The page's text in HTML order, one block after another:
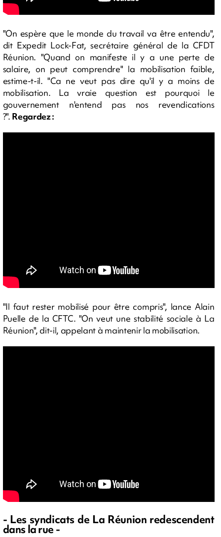
"On espère que le monde du travail va être entendu",
dit Expedit Lock-Fat, secrétaire général de la CFDT
Réunion. "Quand on manifeste il y a une perte de
salaire, on peut comprendre" la mobilisation faible,
estime-t-il. "Ca ne veut pas dire qu'il y a moins de
mobilisation. La vraie question est pourquoi le
gouvernement n'entend pas nos revendications
?". Regardez :
"Il faut rester mobilisé pour être compris", lance Alain
Puelle de la CFTC. "On veut une stabilité sociale à La
Réunion", dit-il, appelant à maintenir la mobilisation.
- Les syndicats de La Réunion redescendent
dans la rue -